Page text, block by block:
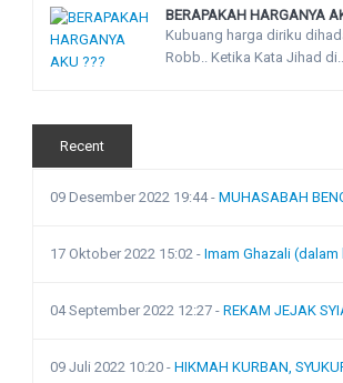
BERAPAKAH HARGANYA
Kubuang harga diriku
Robb.. Ketika Kata Jihad
Recent
09 Desember 2022 19:44- MUHASABAH
17 Oktober 2022 15:02 - Imam Ghazali (dalam
04 September 2022 12:27 - REKAM JEJAK
09 Juli 2022 10:20 - HIKMAH KURBAN,